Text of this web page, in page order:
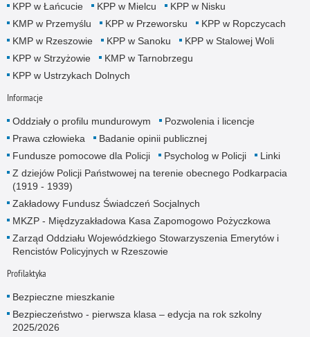
KPP w Łańcucie
KPP w Mielcu
KPP w Nisku
KMP w Przemyślu
KPP w Przeworsku
KPP w Ropczycach
KMP w Rzeszowie
KPP w Sanoku
KPP w Stalowej Woli
KPP w Strzyżowie
KMP w Tarnobrzegu
KPP w Ustrzykach Dolnych
Informacje
Oddziały o profilu mundurowym
Pozwolenia i licencje
Prawa człowieka
Badanie opinii publicznej
Fundusze pomocowe dla Policji
Psycholog w Policji
Linki
Z dziejów Policji Państwowej na terenie obecnego Podkarpacia
(1919 - 1939)
Zakładowy Fundusz Świadczeń Socjalnych
MKZP - Międzyzakładowa Kasa Zapomogowo Pożyczkowa
Zarząd Oddziału Wojewódzkiego Stowarzyszenia Emerytów i
Rencistów Policyjnych w Rzeszowie
Profilaktyka
Bezpieczne mieszkanie
Bezpieczeństwo - pierwsza klasa – edycja na rok szkolny
2025/2026